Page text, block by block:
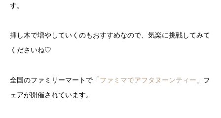
す。
挿し木で増やしていくのもおすすめなので、気楽に挑戦してみて
くださいね♡
全国のファミリーマートで「 ファミマでアフタヌーンティー 」フ
ェアが開催されています。